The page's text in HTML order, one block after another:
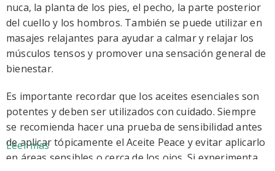
nuca, la planta de los pies, el pecho, la parte posterior
del cuello y los hombros. También se puede utilizar en
masajes relajantes para ayudar a calmar y relajar los
músculos tensos y promover una sensación general de
bienestar.
Es importante recordar que los aceites esenciales son
potentes y deben ser utilizados con cuidado. Siempre
se recomienda hacer una prueba de sensibilidad antes
de aplicar tópicamente el Aceite Peace y evitar aplicarlo
en áreas sensibles o cerca de los ojos. Si experimenta
Leer mas